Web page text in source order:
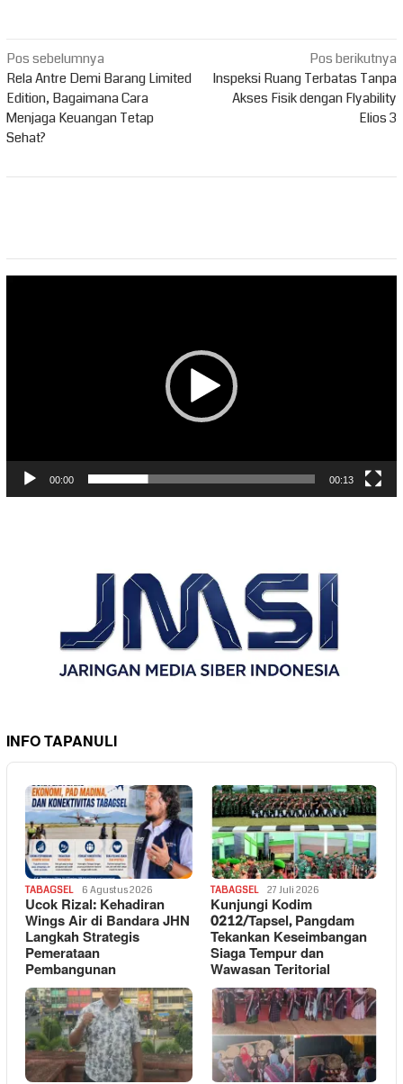
Navigasi
pos
Pos sebelumnya
Rela Antre Demi Barang Limited
Edition, Bagaimana Cara
Menjaga Keuangan Tetap
Sehat?
Pos berikutnya
Inspeksi Ruang Terbatas Tanpa
Akses Fisik dengan Flyability
Elios 3
00:00 00:13
INFO TAPANULI
TABAGSEL 6 Agustus 2026
Ucok Rizal: Kehadiran
Wings Air di Bandara JHN
Langkah Strategis
Pemerataan
Pembangunan
TABAGSEL 27 Juli 2026
Kunjungi Kodim
0212/Tapsel, Pangdam
Tekankan Keseimbangan
Siaga Tempur dan
Wawasan Teritorial